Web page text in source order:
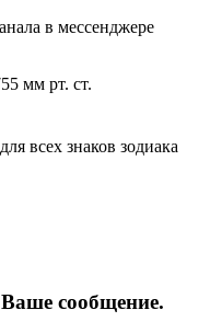
в мессенджере
мм рт. ст.
всех знаков зодиака
сообщение.